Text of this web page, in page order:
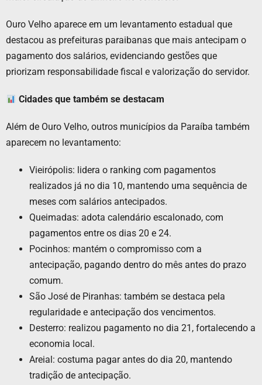
Ouro Velho aparece em um levantamento estadual que
destacou as prefeituras paraibanas que mais antecipam o
pagamento dos salários, evidenciando gestões que
priorizam responsabilidade fiscal e valorização do servidor.
Cidades que também se destacam
Além de Ouro Velho, outros municípios da Paraíba também
aparecem no levantamento:
Vieirópolis: lidera o ranking com pagamentos
realizados já no dia 10, mantendo uma sequência de
meses com salários antecipados.
Queimadas: adota calendário escalonado, com
pagamentos entre os dias 20 e 24.
Pocinhos: mantém o compromisso com a
antecipação, pagando dentro do mês antes do prazo
comum.
São José de Piranhas: também se destaca pela
regularidade e antecipação dos vencimentos.
Desterro: realizou pagamento no dia 21, fortalecendo a
economia local.
Areial: costuma pagar antes do dia 20, mantendo
tradição de antecipação.